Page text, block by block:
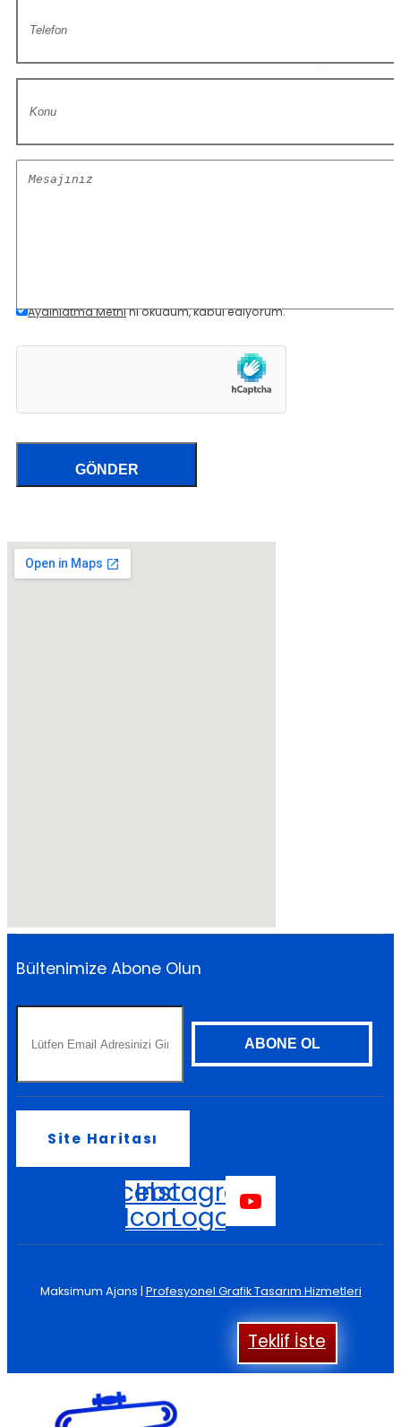
Teklif İste
Aydınlatma Metni'ni okudum, kabul ediyorum.
Bültenimize Abone Olun
Site Haritası
Facebook
Icon
Instagram
Logo
Maksimum Ajans | Profesyonel Grafik Tasarım Hizmetleri